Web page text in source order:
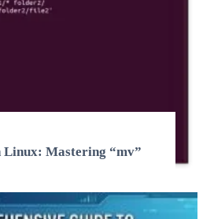
Linux: Mastering “mv”